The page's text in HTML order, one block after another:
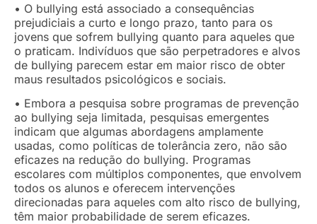
• O bullying está associado a consequências
prejudiciais a curto e longo prazo, tanto para os
jovens que sofrem bullying quanto para aqueles que
o praticam. Indivíduos que são perpetradores e alvos
de bullying parecem estar em maior risco de obter
maus resultados psicológicos e sociais.
• Embora a pesquisa sobre programas de prevenção
ao bullying seja limitada, pesquisas emergentes
indicam que algumas abordagens amplamente
usadas, como políticas de tolerância zero, não são
eficazes na redução do bullying. Programas
escolares com múltiplos componentes, que envolvem
todos os alunos e oferecem intervenções
direcionadas para aqueles com alto risco de bullying,
têm maior probabilidade de serem eficazes.